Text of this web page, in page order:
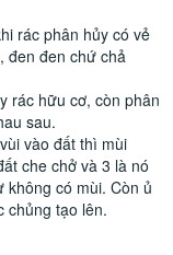
rác phân hủy có vẻ
đen đen chứ chả
rác hữu cơ, còn phân
sau.
vào đất thì mùi
che chở và 3 là nó
không có mùi. Còn ủ
chủng tạo lên.